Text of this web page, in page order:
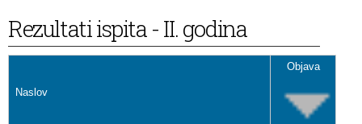
Vi ste ovdje
Rezultati ispita - II. godina
Naslov
Objava